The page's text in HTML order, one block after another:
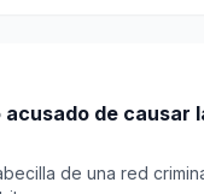
de causar
de una red